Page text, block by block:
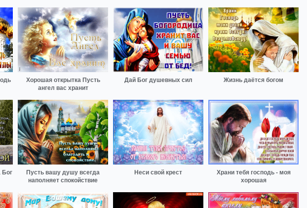
Хорошая открытка Пусть
ангел вас хранит
Дай Бог душевных сил Жизнь даётся богом
Бог
Пусть вашу душу всегда
наполняет спокойствие
Неси свой крест
Храни тебя господь - моя
хорошая